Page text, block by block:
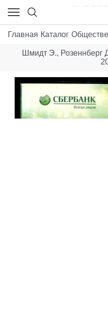
Главная Каталог
Шмидт Э., Розеннберг